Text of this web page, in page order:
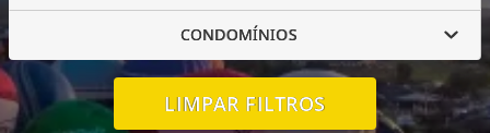
CONDOMÍNIOS
LIMPAR FILTROS